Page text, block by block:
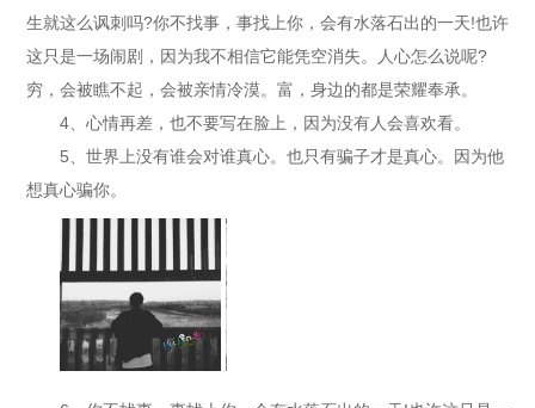
生就这么讽刺吗?你不找事，事找上你，会有水落石出的一天!也许
这只是一场闹剧，因为我不相信它能凭空消失。人心怎么说呢?
穷，会被瞧不起，会被亲情冷漠。富，身边的都是荣耀奉承。
4、心情再差，也不要写在脸上，因为没有人会喜欢看。
5、世界上没有谁会对谁真心。也只有骗子才是真心。因为他
想真心骗你。